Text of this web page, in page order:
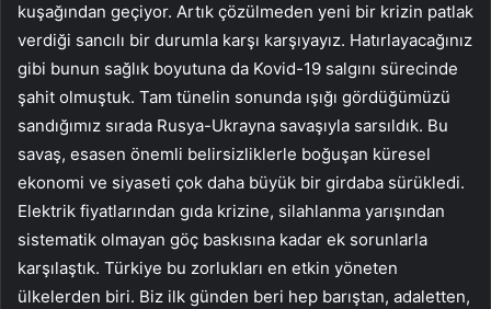
kuşağından geçiyor. Artık çözülmeden yeni bir krizin patlak
verdiği sancılı bir durumla karşı karşıyayız. Hatırlayacağınız
gibi bunun sağlık boyutuna da Kovid-19 salgını sürecinde
şahit olmuştuk. Tam tünelin sonunda ışığı gördüğümüzü
sandığımız sırada Rusya-Ukrayna savaşıyla sarsıldık. Bu
savaş, esasen önemli belirsizliklerle boğuşan küresel
ekonomi ve siyaseti çok daha büyük bir girdaba sürükledi.
Elektrik fiyatlarından gıda krizine, silahlanma yarışından
sistematik olmayan göç baskısına kadar ek sorunlarla
karşılaştık. Türkiye bu zorlukları en etkin yöneten
ülkelerden biri. Biz ilk günden beri hep barıştan, adaletten,